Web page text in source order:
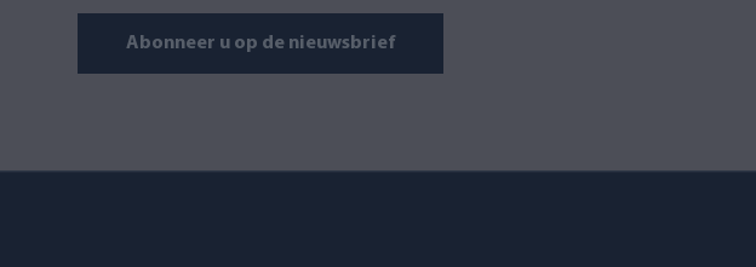
Abonneer u op de nieuwsbrief